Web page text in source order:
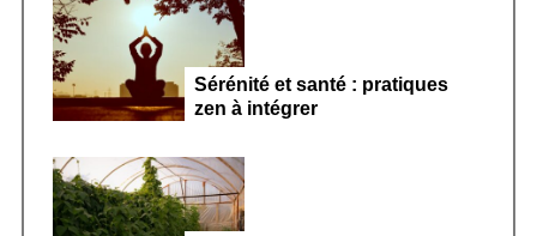
Sérénité et santé : pratiques
zen à intégrer